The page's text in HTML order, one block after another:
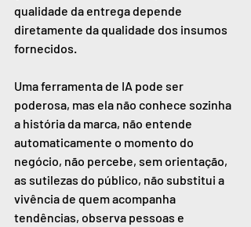
qualidade da entrega depende
diretamente da qualidade dos insumos
fornecidos.
Uma ferramenta de IA pode ser
poderosa, mas ela não conhece sozinha
a história da marca, não entende
automaticamente o momento do
negócio, não percebe, sem orientação,
as sutilezas do público, não substitui a
vivência de quem acompanha
tendências, observa pessoas e